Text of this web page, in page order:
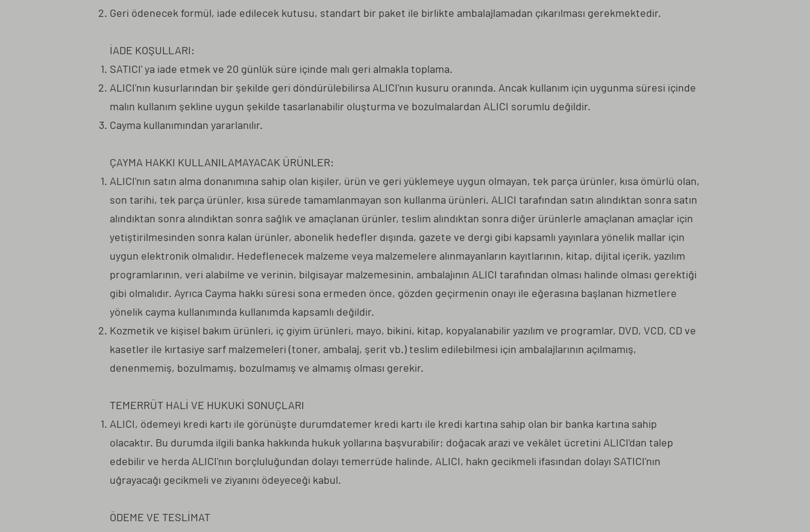
Geri ödenecek formül, iade edilecek kutusu, standart bir paket ile birlikte ambalajlamadan çıkarılması gerekmektedir.
İADE KOŞULLARI:
SATICI' ya iade etmek ve 20 günlük süre içinde malı geri almakla toplama.
ALICI'nın kusurlarından bir şekilde geri döndürülebilirsa ALICI'nın kusuru oranında. Ancak kullanım için uygunma süresi içinde
malın kullanım şekline uygun şekilde tasarlanabilir oluşturma ve bozulmalardan ALICI sorumlu değildir.
Cayma kullanımından yararlanılır.
ÇAYMA HAKKI KULLANILAMAYACAK ÜRÜNLER:
ALICI'nın satın alma donanımına sahip olan kişiler, ürün ve geri yüklemeye uygun olmayan, tek parça ürünler, kısa ömürlü olan,
son tarihi, tek parça ürünler, kısa sürede tamamlanmayan son kullanma ürünleri. ALICI tarafından satın alındıktan sonra satın
alındıktan sonra alındıktan sonra sağlık ve amaçlanan ürünler, teslim alındıktan sonra diğer ürünlerle amaçlanan amaçlar için
yetiştirilmesinden sonra kalan ürünler, abonelik hedefler dışında, gazete ve dergi gibi kapsamlı yayınlara yönelik mallar için
uygun elektronik olmalıdır. Hedeflenecek malzeme veya malzemelere alınmayanların kayıtlarının, kitap, dijital içerik, yazılım
programlarının, veri alabilme ve verinin, bilgisayar malzemesinin, ambalajının ALICI tarafından olması halinde olması gerektiği
gibi olmalıdır. Ayrıca Cayma hakkı süresi sona ermeden önce, gözden geçirmenin onayı ile eğerasına başlanan hizmetlere
yönelik cayma kullanımında kullanımda kapsamlı değildir.
Kozmetik ve kişisel bakım ürünleri, iç giyim ürünleri, mayo, bikini, kitap, kopyalanabilir yazılım ve programlar, DVD, VCD, CD ve
kasetler ile kırtasiye sarf malzemeleri (toner, ambalaj, şerit vb.) teslim edilebilmesi için ambalajlarının açılmamış,
denenmemiş, bozulmamış, bozulmamış ve almamış olması gerekir.
TEMERRÜT HALİ VE HUKUKİ SONUÇLARI
ALICI, ödemeyi kredi kartı ile görünüşte durumdatemer kredi kartı ile kredi kartına sahip olan bir banka kartına sahip
olacaktır. Bu durumda ilgili banka hakkında hukuk yollarına başvurabilir; doğacak arazi ve vekâlet ücretini ALICI'dan talep
edebilir ve herda ALICI'nın borçluluğundan dolayı temerrüde halinde, ALICI, hakn gecikmeli ifasından dolayı SATICI'nın
uğrayacağı gecikmeli ve ziyanını ödeyeceği kabul.
ÖDEME VE TESLİMAT